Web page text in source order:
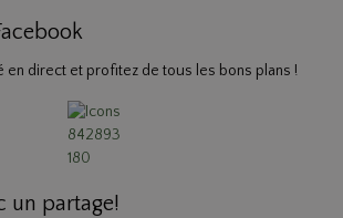
en direct et profitez de tous les bons plans !
un partage!